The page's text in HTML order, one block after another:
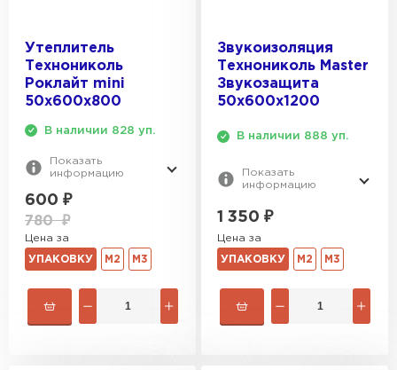
Утеплитель
Технониколь
Роклайт mini
50х600х800
В наличии 828 уп.
Показать
информацию
600 ₽
780₽
Цена за
УПАКОВКУ М2 М3
Звукоизоляция
Технониколь Master
Звукозащита
50х600х1200
В наличии 888 уп.
Показать
информацию
1 350 ₽
Цена за
УПАКОВКУ М2 М3